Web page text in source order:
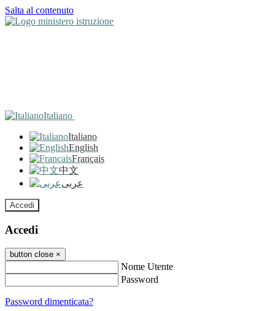
Salta al contenuto
Italiano
Italiano
English
Français
中文
عربى
Accedi
Accedi
button close ×
Nome Utente
Password
Password dimenticata?